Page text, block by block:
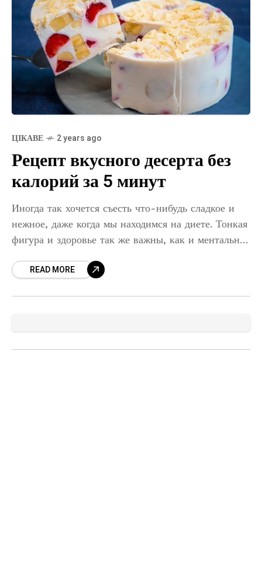
ЦІКАВЕ 2 years ago
Рецепт вкусного десерта без
калорий за 5 минут
Иногда так хочется съесть что-нибудь сладкое и
нежное, даже когда мы находимся на диете. Тонкая
фигура и здоровье так же важны, как и ментальное
READ MORE